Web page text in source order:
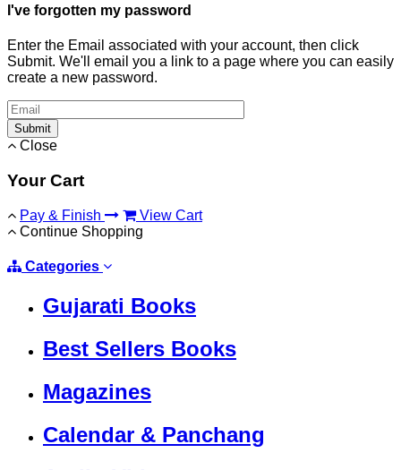
I've forgotten my password
Enter the Email associated with your account, then click
Submit. We'll email you a link to a page where you can easily
create a new password.
Submit
Close
Your Cart
Pay & Finish
View Cart
Continue Shopping
Categories
Gujarati Books
Best Sellers Books
Magazines
Calendar & Panchang